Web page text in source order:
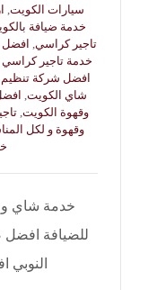
سيارات الكويت
خدمة ضيافة
تاجير كراسي
خدمة تاجير
افضل شركة تنظيم
شاي الكويت
وقهوة الكويت ,
وقهوة و لكل
للضيافة افضل